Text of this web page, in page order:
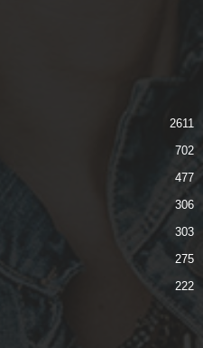
2611
702
477
306
303
275
222